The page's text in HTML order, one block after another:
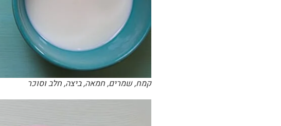
קמח, שמרים, חמאה, ביצה, חלב וסוכר